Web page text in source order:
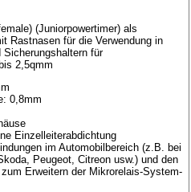
(Juniorpowertimer) als
Rastnasen für die Verwendung in
Sicherungshaltern für
2,5qmm
0,8mm
Einzelleiterabdichtung
im Automobilbereich (z.B. bei
Peugeot, Citreon usw.) und den
Erweitern der Mikrorelais-System-